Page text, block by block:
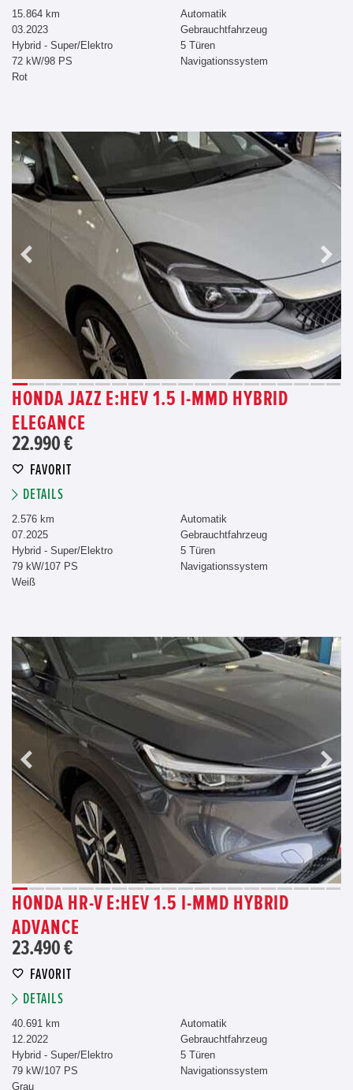
15.864 km
03.2023
Hybrid - Super/Elektro
72 kW/98 PS
Rot
Automatik
Gebrauchtfahrzeug
5 Türen
Navigationssystem
HONDA JAZZ E:HEV 1.5 I-MMD HYBRID
ELEGANCE
22.990 €
FAVORIT
DETAILS
2.576 km
07.2025
Hybrid - Super/Elektro
79 kW/107 PS
Weiß
Automatik
Gebrauchtfahrzeug
5 Türen
Navigationssystem
HONDA HR-V E:HEV 1.5 I-MMD HYBRID
ADVANCE
23.490 €
FAVORIT
DETAILS
40.691 km
12.2022
Hybrid - Super/Elektro
79 kW/107 PS
Grau
Automatik
Gebrauchtfahrzeug
5 Türen
Navigationssystem